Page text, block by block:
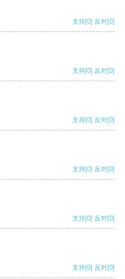
支持[0] 反对[0]
支持[0] 反对[0]
支持[0] 反对[0]
支持[0] 反对[0]
支持[0] 反对[0]
支持[0] 反对[0]